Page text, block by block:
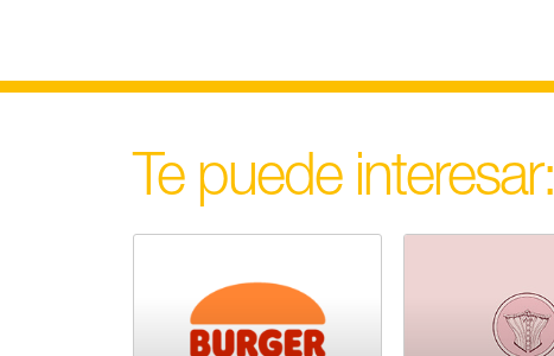
Te puede interesar: